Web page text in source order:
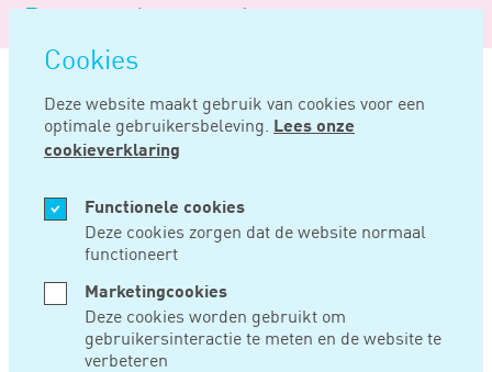
overslaan
Cookies
Deze website maakt gebruik van cookies voor een
optimale gebruikersbeleving. Lees onze
cookieverklaring
Functionele cookies
Deze cookies zorgen dat de website normaal
functioneert
Marketingcookies
Deze cookies worden gebruikt om
gebruikersinteractie te meten en de website te
verbeteren
Logo
Noord
Negentig
Home Nieuws Imvo-steunpunt voor mkb
JUL 16, 2024
IMVO-STEUNPUNT
VOOR MKB